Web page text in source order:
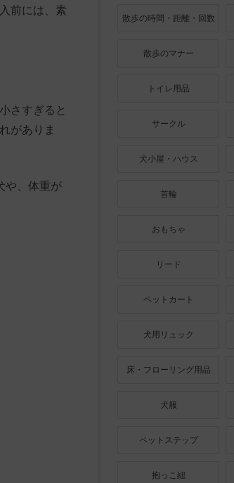
前には、素
さすぎると
がありま
や、体重が
散歩の時間・距離・回数
散歩のマナー
トイレ用品
サークル
犬小屋・ハウス
首輪
おもちゃ
リード
ペットカート
犬用リュック
床・フローリング用品
犬服
ペットステップ
抱っこ紐